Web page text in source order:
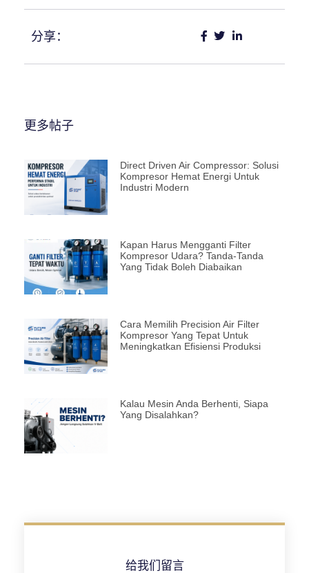
分享：
更多帖子
Direct Driven Air Compressor: Solusi
Kompresor Hemat Energi Untuk
Industri Modern
Kapan Harus Mengganti Filter
Kompresor Udara? Tanda-Tanda
Yang Tidak Boleh Diabaikan
Cara Memilih Precision Air Filter
Kompresor Yang Tepat Untuk
Meningkatkan Efisiensi Produksi
Kalau Mesin Anda Berhenti, Siapa
Yang Disalahkan?
给我们留言